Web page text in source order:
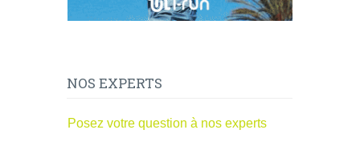
NOS EXPERTS
Posez votre question à nos experts